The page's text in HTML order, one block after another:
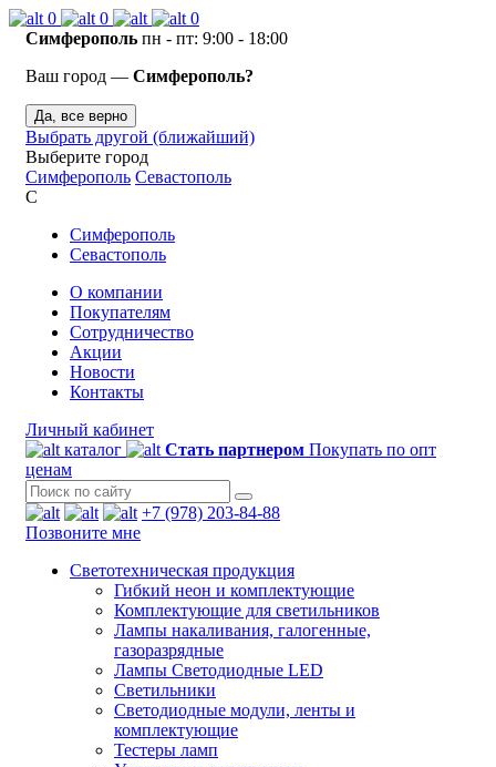
0 0
0
Симферополь пн - пт: 9:00 - 18:00
Ваш город — Симферополь?
Да, все верно
Выбрать другой (ближайший)
Выберите город
Симферополь Севастополь
С
Симферополь
Севастополь
О компании
Покупателям
Сотрудничество
Акции
Новости
Контакты
Личный кабинет
каталог
Стать партнером Покупать по опт
ценам
+7 (978) 203-84-88
Позвоните мне
Светотехническая продукция
Гибкий неон и комплектующие
Комплектующие для светильников
Лампы накаливания, галогенные,
газоразрядные
Лампы Светодиодные LED
Светильники
Светодиодные модули, ленты и
комплектующие
Тестеры ламп